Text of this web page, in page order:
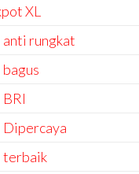
XL
anti rungkat
Dipercaya
terbaik